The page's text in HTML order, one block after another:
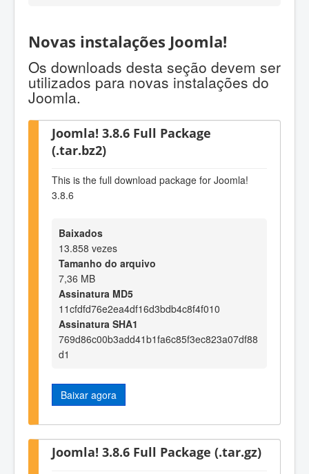
Novas instalações Joomla!
Os downloads desta seção devem ser
utilizados para novas instalações do
Joomla.
Joomla! 3.8.6 Full Package
(.tar.bz2)
This is the full download package for Joomla!
3.8.6
Baixados
13.858 vezes
Tamanho do arquivo
7,36 MB
Assinatura MD5
11cfdfd76e2ea4df16d3bdb4c8f4f010
Assinatura SHA1
769d86c00b3add41b1fa6c85f3ec823a07df88
d1
Baixar agora
Joomla! 3.8.6 Full Package (.tar.gz)